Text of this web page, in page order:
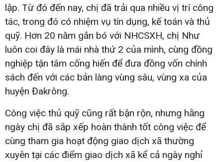
lập. Từ đó đến nay, chị đã trải qua nhiều vị trí công
tác, trong đó có nhiệm vụ tín dụng, kế toán và thủ
quỹ. Hơn 20 năm gắn bó với NHCSXH, chị Như
luôn coi đây là mái nhà thứ 2 của mình, cùng đồng
nghiệp tận tâm cống hiến để đưa đồng vốn chính
sách đến với các bản làng vùng sâu, vùng xa của
huyện Đakrông.
Công việc thủ quỹ cũng rất bận rộn, nhưng hằng
ngày chị đã sắp xếp hoàn thành tốt công việc để
cùng tham gia hoạt động giao dịch xã thường
xuyên tại các điểm giao dịch xã kể cả ngày nghỉ